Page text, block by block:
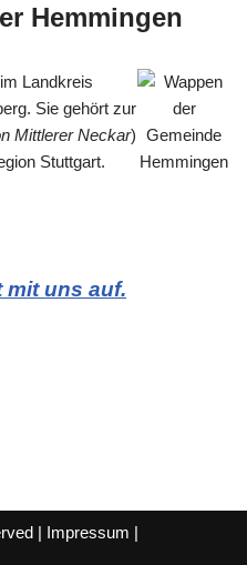
Hemmingen
Landkreis
Sie gehört zur
Mittlerer Neckar)
Stuttgart.
mit uns auf.
| Impressum |